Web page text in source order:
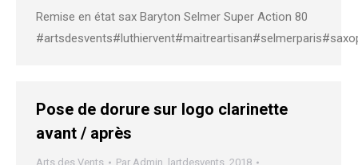
Remise en état sax Baryton Selmer Super Action 80
Pose de dorure sur logo clarinette
avant / après
Arts des Vents Par Admin_lartdesvents_2018